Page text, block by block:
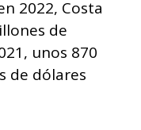
2022, Costa
de
unos 870
de dólares